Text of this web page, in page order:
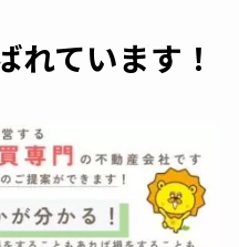
れています！